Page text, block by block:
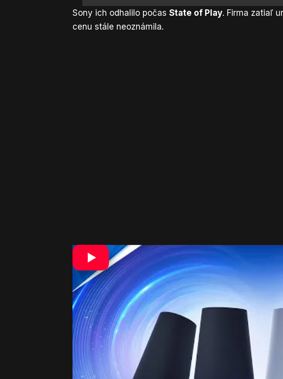
Sony ich odhalilo počasState of Play. Firma zatiaľ
cenu stále neoznámila.
Podľa viceprezidenta produktového vývoja
PlayStation Link
. Tá prinášaultranízku odozvu a
vybaviliplanárnymi magnetickými meničmi
,
spektrom. Hráči tak počujú hry presne tak, ako ich
PlayStation Portal.
Na konzolePS5 hráči priamo v systémovom
stlmia mikrofón
. Podobné možnosti firma pridá aj
- Reklama -